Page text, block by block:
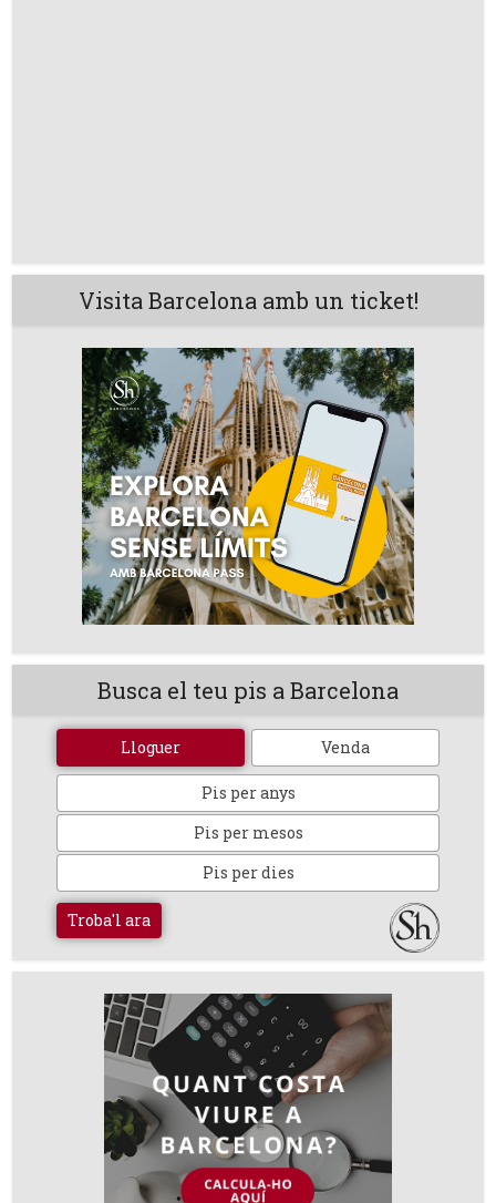
Visita Barcelona amb un ticket!
Busca el teu pis a Barcelona
Lloguer Venda
Pis per anys
Pis per mesos
Pis per dies
Troba'l ara